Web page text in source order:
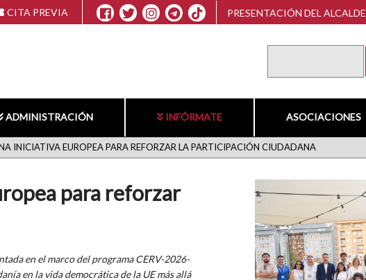
CITA PREVIA PRESENTACIÓN DEL ALCALDE
ADMINISTRACIÓN INFÓRMATE ASOCIACIONES
INICIATIVA EUROPEA PARA REFORZAR LA PARTICIPACIÓN CIUDADANA
para reforzar
en el marco del programa CERV-2026-
en la vida democrática de la UE más allá